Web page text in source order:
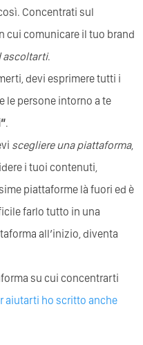
Concentrati sul
cui comunicare il tuo brand
ascoltarti.
devi esprimere tutti i
le persone intorno a te
.
scegliere una piattaforma,
i tuoi contenuti,
piattaforme là fuori ed è
farlo tutto in una
all’inizio, diventa
su cui concentrarti
aiutarti ho scritto anche